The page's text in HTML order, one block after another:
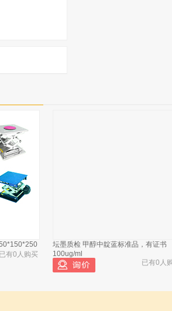
G核磁共振
125H-G核磁共
已有0人购买
坛墨质检 甲醇中靛蓝标准品，有证书
100ug/ml
已有0人